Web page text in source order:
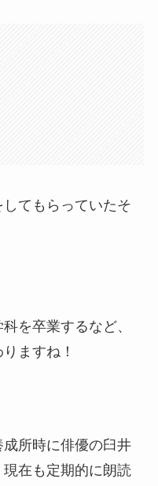
てもらっていたそ
を卒業するなど、
ますね！
所時に俳優の臼井
在も定期的に朗読